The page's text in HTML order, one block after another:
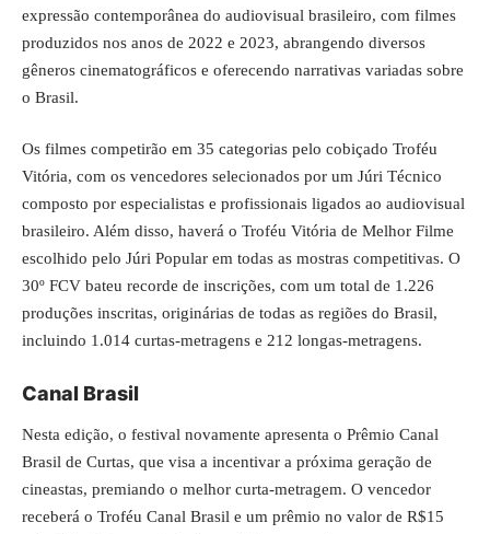
expressão contemporânea do audiovisual brasileiro, com filmes
produzidos nos anos de 2022 e 2023, abrangendo diversos
gêneros cinematográficos e oferecendo narrativas variadas sobre
o Brasil.
Os filmes competirão em 35 categorias pelo cobiçado Troféu
Vitória, com os vencedores selecionados por um Júri Técnico
composto por especialistas e profissionais ligados ao audiovisual
brasileiro. Além disso, haverá o Troféu Vitória de Melhor Filme
escolhido pelo Júri Popular em todas as mostras competitivas. O
30º FCV bateu recorde de inscrições, com um total de 1.226
produções inscritas, originárias de todas as regiões do Brasil,
incluindo 1.014 curtas-metragens e 212 longas-metragens.
Canal Brasil
Nesta edição, o festival novamente apresenta o Prêmio Canal
Brasil de Curtas, que visa a incentivar a próxima geração de
cineastas, premiando o melhor curta-metragem. O vencedor
receberá o Troféu Canal Brasil e um prêmio no valor de R$15